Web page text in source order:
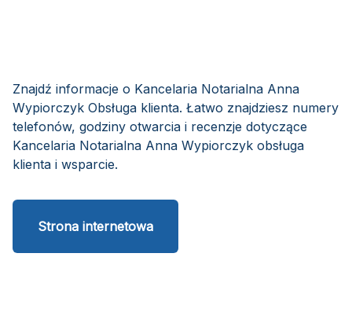
Znajdź informacje o Kancelaria Notarialna Anna
Wypiorczyk Obsługa klienta. Łatwo znajdziesz numery
telefonów, godziny otwarcia i recenzje dotyczące
Kancelaria Notarialna Anna Wypiorczyk obsługa
klienta i wsparcie.
Strona internetowa